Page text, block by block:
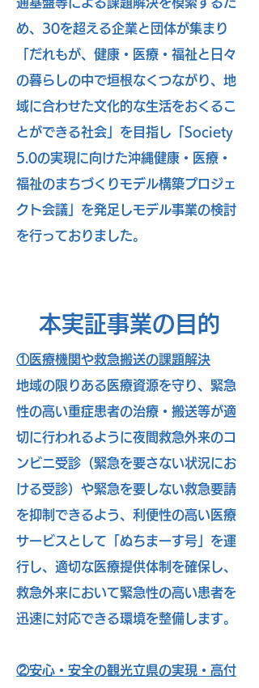
め、30を超える企業と団体が集まり
「だれもが、健康・医療・福祉と日々
の暮らしの中で垣根なくつながり、地
域に合わせた文化的な生活をおくるこ
とができる社会」を目指し「Society
5.0の実現に向けた沖縄健康・医療・
福祉のまちづくりモデル構築プロジェ
クト会議」を発足しモデル事業の検討
を行っておりました。
本実証事業の目的
①医療機関や救急搬送の課題解決
地域の限りある医療資源を守り、緊急
性の高い重症患者の治療・搬送等が適
切に行われるように夜間救急外来のコ
ンビニ受診（緊急を要さない状況にお
ける受診）や緊急を要しない救急要請
を抑制できるよう、利便性の高い医療
サービスとして「ぬちまーす号」を運
行し、適切な医療提供体制を確保し、
救急外来において緊急性の高い患者を
迅速に対応できる環境を整備します。
②安心・安全の観光立県の実現・高付